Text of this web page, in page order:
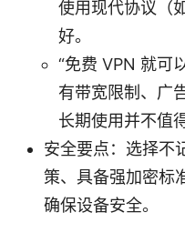
使用现代协议（
好。
“免费 VPN 就可
有带宽限制、广
长期使用并不值得
安全要点：选择不
策、具备强加密标
确保设备安全。